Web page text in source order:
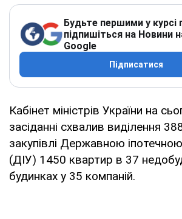
Будьте першими у курсі
підпишіться на Новини
Google
Підписатися
Кабінет міністрів України на
засіданні схвалив виділення
закупівлі Державною
(ДІУ) 1450 квартир в 37
будинках у 35 компаній.